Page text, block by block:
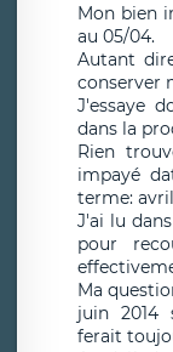
Mon bien
au 05/04.
Autant
conserver
J'essaye
dans la
Rien
impayé
terme: avril
J'ai lu
pour
Ma
juin 2014
ferait